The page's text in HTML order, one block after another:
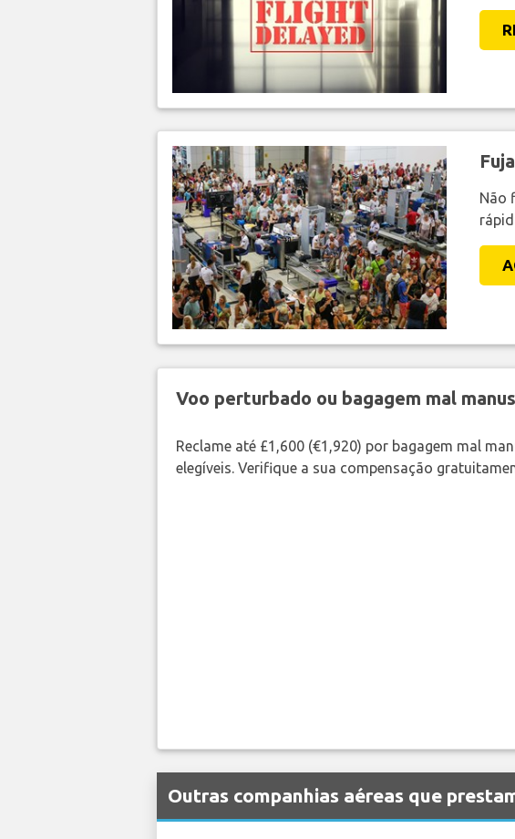
Não
Voo perturbado ou bagagem mal
Reclame até £1,600 (€1,920) por bagagem mal
elegíveis. Verifique a sua compensação
Outras companhias aéreas que